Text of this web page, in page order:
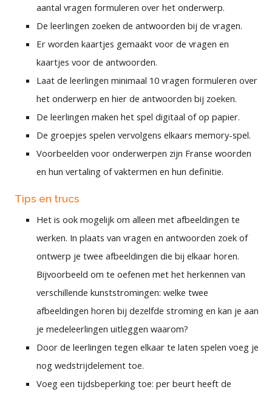
aantal vragen formuleren over het onderwerp.
De leerlingen zoeken de antwoorden bij de vragen.
Er worden kaartjes gemaakt voor de vragen en
kaartjes voor de antwoorden.
Laat de leerlingen minimaal 10 vragen formuleren over
het onderwerp en hier de antwoorden bij zoeken.
De leerlingen maken het spel digitaal of op papier.
De groepjes spelen vervolgens elkaars memory-spel.
Voorbeelden voor onderwerpen zijn Franse woorden
en hun vertaling of vaktermen en hun definitie.
Tips en trucs
Het is ook mogelijk om alleen met afbeeldingen te
werken. In plaats van vragen en antwoorden zoek of
ontwerp je twee afbeeldingen die bij elkaar horen.
Bijvoorbeeld om te oefenen met het herkennen van
verschillende kunststromingen: welke twee
afbeeldingen horen bij dezelfde stroming en kan je aan
je medeleerlingen uitleggen waarom?
Door de leerlingen tegen elkaar te laten spelen voeg je
nog wedstrijdelement toe.
Voeg een tijdsbeperking toe: per beurt heeft de